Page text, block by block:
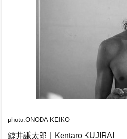
photo:ONODA KEIKO
鯨井謙太郎｜Kentaro KUJIRAI